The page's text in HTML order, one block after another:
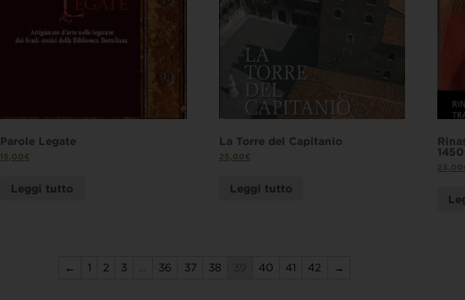
Parole Legate
15,00€
Leggi tutto
La Torre del Capitanio
25,00€
Leggi tutto
25,00
← 1 2 3 36 37 38 40 41 42 →